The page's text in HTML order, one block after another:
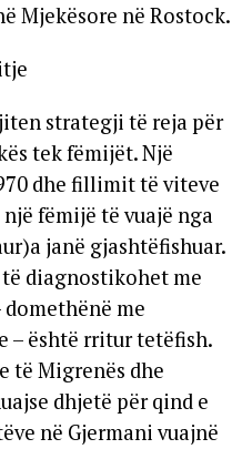
Mjekësore në Rostock.
strategji të reja për
tek fëmijët. Një
dhe fillimit të viteve
fëmijë të vuajë nga
janë gjashtëfishuar.
diagnostikohet me
me
– është rritur tetëfish.
të Migrenës dhe
dhjetë për qind e
në Gjermani vuajnë